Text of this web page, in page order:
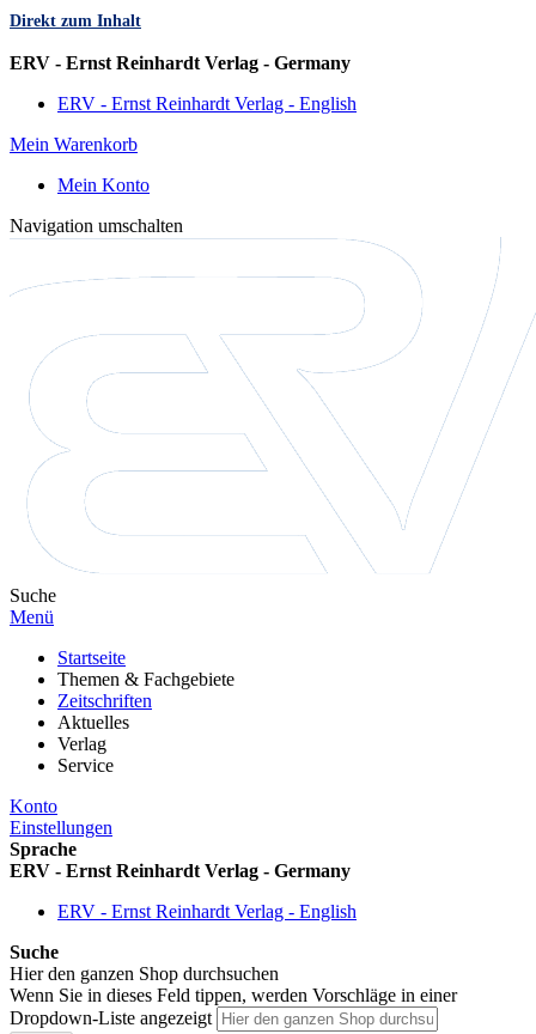
Direkt zum Inhalt
ERV - Ernst Reinhardt Verlag - Germany
ERV - Ernst Reinhardt Verlag - English
Mein Warenkorb
Mein Konto
Navigation umschalten
Suche
Menü
Startseite
Themen & Fachgebiete
Zeitschriften
Aktuelles
Verlag
Service
Konto
Einstellungen
Sprache
ERV - Ernst Reinhardt Verlag - Germany
ERV - Ernst Reinhardt Verlag - English
Suche
Hier den ganzen Shop durchsuchen
Wenn Sie in dieses Feld tippen, werden Vorschläge in einer
Dropdown-Liste angezeigt